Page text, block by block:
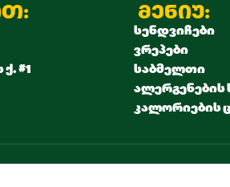
#1
მენიუ:
სენდვიჩები
ვრეპები
საბმელთი
ალერგენების
კალორიების